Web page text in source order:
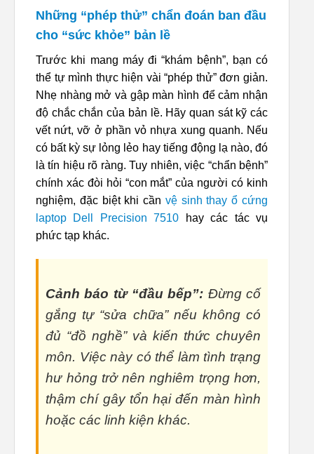
Những “phép thử” chẩn đoán ban đầu
cho “sức khỏe” bản lề
Trước khi mang máy đi “khám bệnh”, bạn có
thể tự mình thực hiện vài “phép thử” đơn giản.
Nhẹ nhàng mở và gập màn hình để cảm nhận
độ chắc chắn của bản lề. Hãy quan sát kỹ các
vết nứt, vỡ ở phần vỏ nhựa xung quanh. Nếu
có bất kỳ sự lỏng lẻo hay tiếng động lạ nào, đó
là tín hiệu rõ ràng. Tuy nhiên, việc “chẩn bệnh”
chính xác đòi hỏi “con mắt” của người có kinh
nghiệm, đặc biệt khi cần vệ sinh thay ổ cứng
laptop Dell Precision 7510 hay các tác vụ
phức tạp khác.
Cảnh báo từ “đầu bếp”: Đừng cố
gắng tự “sửa chữa” nếu không có
đủ “đồ nghề” và kiến thức chuyên
môn. Việc này có thể làm tình trạng
hư hỏng trở nên nghiêm trọng hơn,
thậm chí gây tổn hại đến màn hình
hoặc các linh kiện khác.